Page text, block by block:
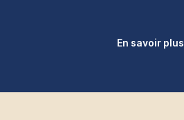
En savoir plus